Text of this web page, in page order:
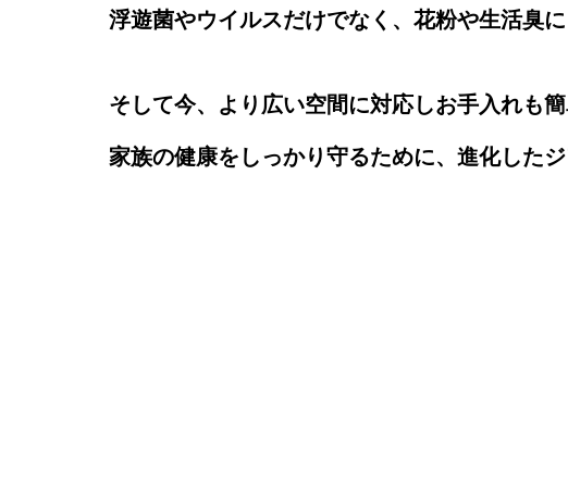
浮遊菌やウイルスだけでなく、花粉や生活臭
そして今、より広い空間に対応しお手入れも
家族の健康をしっかり守るために、進化した